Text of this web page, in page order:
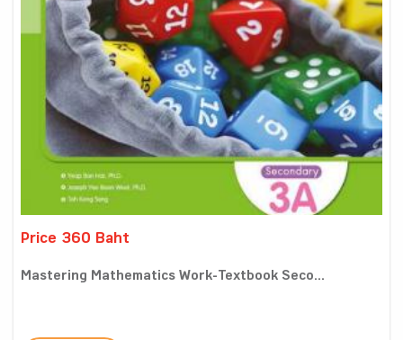
Price 360 Baht
Mastering Mathematics Work-Textbook Seco...